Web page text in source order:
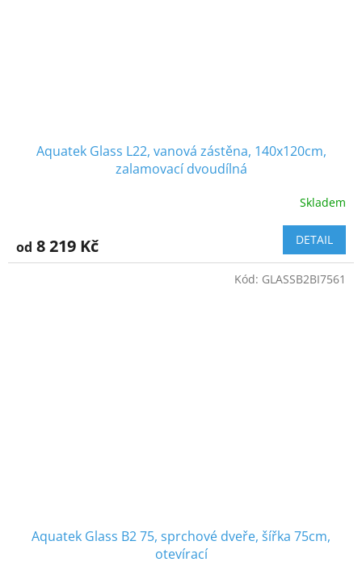
Aquatek Glass L22, vanová zástěna, 140x120cm,
zalamovací dvoudílná
Skladem
od 8 219 Kč DETAIL
Aquatek Glass B2 75, sprchové dveře, šířka 75cm,
otevírací
Kód: GLASSB2BI7561